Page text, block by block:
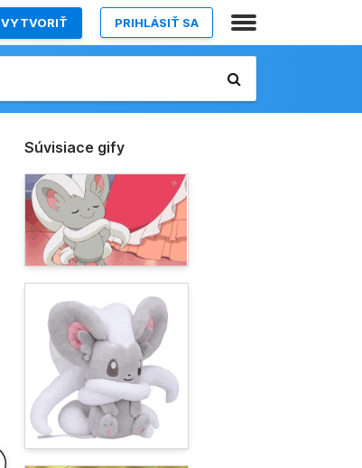
VYTVORIŤ PRIHLÁSIŤ SA
Súvisiace gify